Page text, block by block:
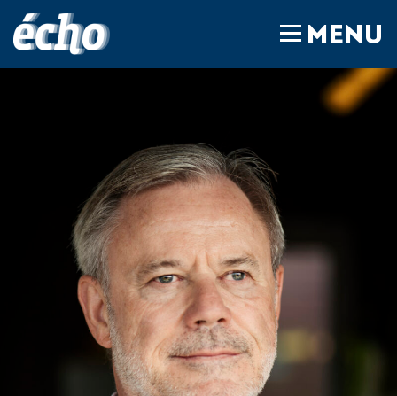
MENU